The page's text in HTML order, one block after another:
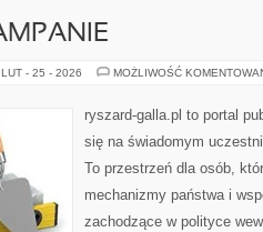
LUT - 25 - 2026 MOŻLIWOŚĆ
ryszard-galla.pl to portal
się na świadomym
To przestrzeń dla osób,
mechanizmy państwa i
zachodzące w polityce